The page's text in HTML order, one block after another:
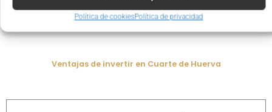
Política de cookiesPolítica de privacidad
Ventajas de invertir en Cuarte de Huerva